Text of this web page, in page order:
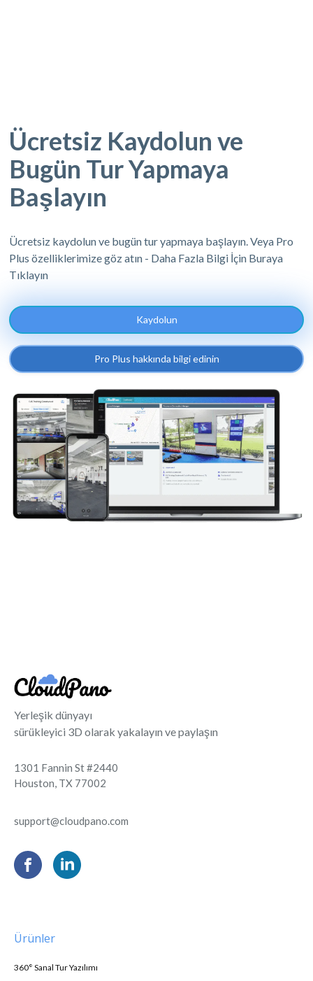
Ücretsiz Kaydolun ve
Bugün Tur Yapmaya
Başlayın
Ücretsiz kaydolun ve bugün tur yapmaya başlayın. Veya Pro
Plus özelliklerimize göz atın - Daha Fazla Bilgi İçin Buraya
Tıklayın
Kaydolun
Pro Plus hakkında bilgi edinin
Yerleşik dünyayı
sürükleyici 3D olarak yakalayın ve paylaşın
1301 Fannin St #2440
Houston, TX 77002
support@cloudpano.com
Ürünler
360° Sanal Tur Yazılımı